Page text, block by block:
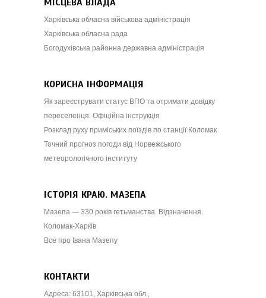
МІСЦЕВА ВЛАДА
Харківська обласна військова адміністрація
Харківська обласна рада
Богодухівська районна державна адміністрація
КОРИСНА ІНФОРМАЦІЯ
Як зареєструвати статус ВПО та отримати довідку
переселенця. Офіційна інструкція
Розклад руху приміських поїздів по станції Коломак
Точний прогноз погоди від Норвежського
метеорологічного інституту
ІСТОРІЯ КРАЮ. МАЗЕПА
Мазепа — 330 років гетьманства. Відзначення.
Коломак-Харків
Все про Івана Мазепу
КОНТАКТИ
Адреса: 63101, Харківська обл.,